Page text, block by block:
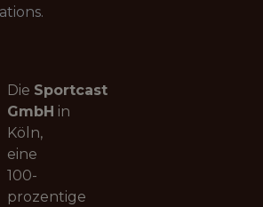
Die Sportcast
GmbH in
Köln,
eine
100-
prozentige